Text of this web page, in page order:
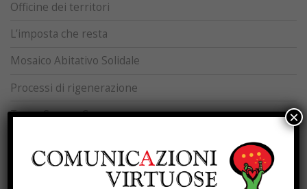
Officine dei territori
L’imposta che resta
Mosaico Abitativo Solidale
Processi di rigenerazione
Torna Sapere Comune
SOTTOSCRIZIONI
×